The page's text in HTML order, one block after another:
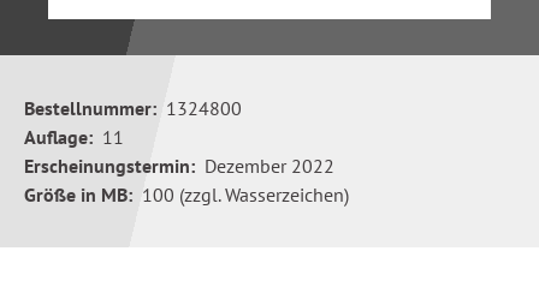
Bestellnummer: 1324800
Auflage: 11
Erscheinungstermin: Dezember 2022
Größe in MB: 100 (zzgl. Wasserzeichen)